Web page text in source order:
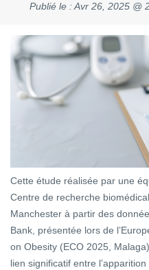
Publié le :Avr 26, 2025 @
Cette étude réalisée par une
Centre de recherche
Manchester à partir des
Bank, présentée lors de
on Obesity (ECO 2025,
lien significatif entre l’apparition